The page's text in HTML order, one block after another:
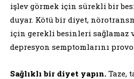
işlev görmek için sürekli bir
duyar. Kötü bir diyet,
için gerekli besinleri sağlamaz
depresyon semptomlarını
Sağlıklı bir diyet yapın. Taze,